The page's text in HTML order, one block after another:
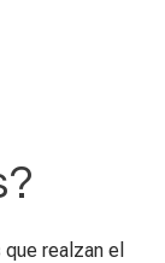
realzan el